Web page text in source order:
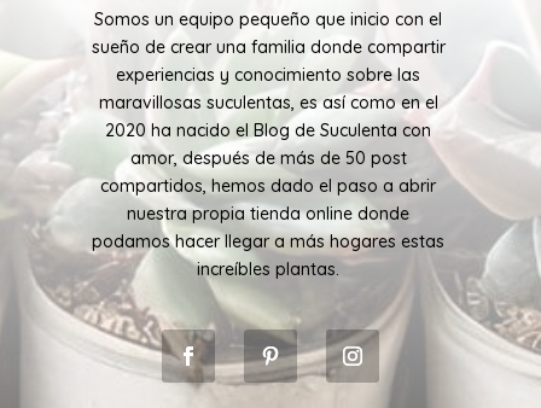
Somos un equipo pequeño que inicio con el
sueño de crear una familia donde compartir
experiencias y conocimiento sobre las
maravillosas suculentas, es así como en el
2020 ha nacido el Blog de Suculenta con
amor, después de más de 50 post
compartidos, hemos dado el paso a abrir
nuestra propia tienda online donde
podamos hacer llegar a más hogares estas
increíbles plantas.